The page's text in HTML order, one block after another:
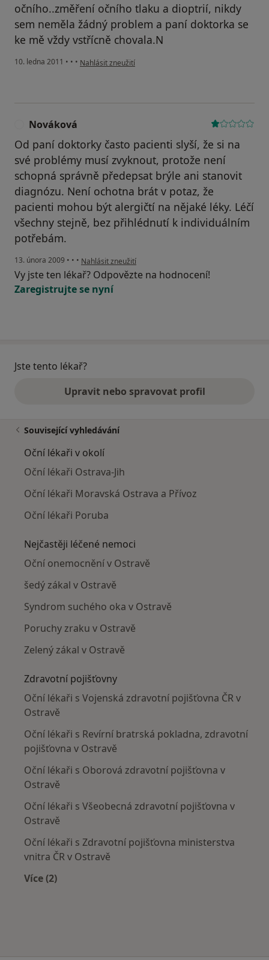
očního..změření očního tlaku a dioptrií, nikdy
sem neměla žádný problem a paní doktorka se
ke mě vždy vstřícně chovala.N
10. ledna 2011 • • • podle názoru uživatele Váš účet byl odstraněn
Nahlásit zneužití
Nováková
Od paní doktorky často pacienti slyší, že si na
své problémy musí zvyknout, protože není
schopná správně předepsat brýle ani stanovit
diagnózu. Není ochotna brát v potaz, že
pacienti mohou být alergičtí na nějaké léky. Léčí
všechny stejně, bez přihlédnutí k individuálním
potřebám.
13. února 2009 • • • podle názoru uživatele Nováková
Nahlásit zneužití
Vy jste ten lékař? Odpovězte na hodnocení!
Zaregistrujte se nyní
Jste tento lékař?
Upravit nebo spravovat profil
Související vyhledávání
Oční lékaři v okolí
Oční lékaři Ostrava-Jih
Oční lékaři Moravská Ostrava a Přívoz
Oční lékaři Poruba
Nejčastěji léčené nemoci
Oční onemocnění v Ostravě
šedý zákal v Ostravě
Syndrom suchého oka v Ostravě
Poruchy zraku v Ostravě
Zelený zákal v Ostravě
Zdravotní pojišťovny
Oční lékaři s Vojenská zdravotní pojišťovna ČR v
Ostravě
Oční lékaři s Revírní bratrská pokladna, zdravotní
pojišťovna v Ostravě
Oční lékaři s Oborová zdravotní pojišťovna v
Ostravě
Oční lékaři s Všeobecná zdravotní pojišťovna v
Ostravě
Oční lékaři s Zdravotní pojišťovna ministerstva
vnitra ČR v Ostravě
Více (2)